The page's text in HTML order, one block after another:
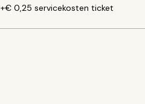
+€ 0,25 servicekosten ticket